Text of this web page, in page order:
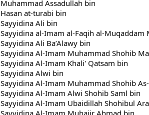
Muhammad Assadullah bin
Hasan at-turabi bin
Sayyidina Ali bin
Sayyidina al-Imam al-Faqih al-Muqaddam
Sayyidina Ali Ba’Alawy bin
Sayyidina Al-Imam Muhammad Shohib
Sayyidina Al-Imam Khali' Qatsam bin
Sayyidina Alwi bin
Sayyidina Al-Imam Muhammad Shohib As-
Sayyidina Al-Imam Alwi Shohib Saml bin
Sayyidina Al-Imam Ubaidillah Shohibul
Sayyidina Al-Imam Muhajir Ahmad bin